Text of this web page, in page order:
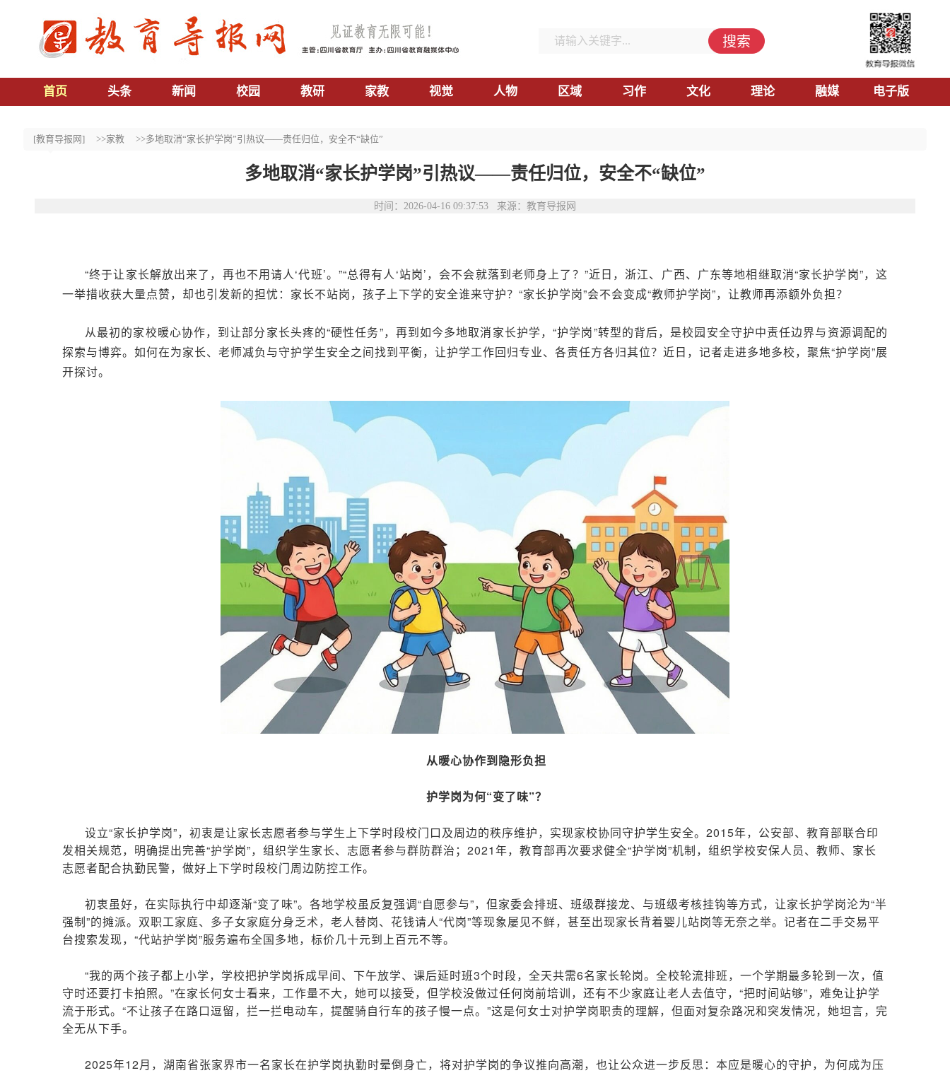
首页 头条 新闻 校园 教研 家教 视觉 人物 区域 习作 文化 理论 融媒 电子版
搜索
[教育导报网] >>家教 >>多地取消“家长护学岗”引热议——责任归位，安全不“缺位”
多地取消“家长护学岗”引热议——责任归位，安全不“缺位”
时间：2026-04-16 09:37:53 来源：教育导报网
“终于让家长解放出来了，再也不用请人‘代班’。”“总得有人‘站岗’，会不会就落到老师身上了？”近日，浙江、广西、广东等地相继取消“家长护学岗”，这
一举措收获大量点赞，却也引发新的担忧：家长不站岗，孩子上下学的安全谁来守护？“家长护学岗”会不会变成“教师护学岗”，让教师再添额外负担？
从最初的家校暖心协作，到让部分家长头疼的“硬性任务”，再到如今多地取消家长护学，“护学岗”转型的背后，是校园安全守护中责任边界与资源调配的
探索与博弈。如何在为家长、老师减负与守护学生安全之间找到平衡，让护学工作回归专业、各责任方各归其位？近日，记者走进多地多校，聚焦“护学岗”展
开探讨。
从暖心协作到隐形负担
护学岗为何“变了味”？
设立“家长护学岗”，初衷是让家长志愿者参与学生上下学时段校门口及周边的秩序维护，实现家校协同守护学生安全。2015年，公安部、教育部联合印
发相关规范，明确提出完善“护学岗”，组织学生家长、志愿者参与群防群治；2021年，教育部再次要求健全“护学岗”机制，组织学校安保人员、教师、家长
志愿者配合执勤民警，做好上下学时段校门周边防控工作。
初衷虽好，在实际执行中却逐渐“变了味”。各地学校虽反复强调“自愿参与”，但家委会排班、班级群接龙、与班级考核挂钩等方式，让家长护学岗沦为“半
强制”的摊派。双职工家庭、多子女家庭分身乏术，老人替岗、花钱请人“代岗”等现象屡见不鲜，甚至出现家长背着婴儿站岗等无奈之举。记者在二手交易平
台搜索发现，“代站护学岗”服务遍布全国多地，标价几十元到上百元不等。
“我的两个孩子都上小学，学校把护学岗拆成早间、下午放学、课后延时班3个时段，全天共需6名家长轮岗。全校轮流排班，一个学期最多轮到一次，值
守时还要打卡拍照。”在家长何女士看来，工作量不大，她可以接受，但学校没做过任何岗前培训，还有不少家庭让老人去值守，“把时间站够”，难免让护学
流于形式。“不让孩子在路口逗留，拦一拦电动车，提醒骑自行车的孩子慢一点。”这是何女士对护学岗职责的理解，但面对复杂路况和突发情况，她坦言，完
全无从下手。
2025年12月，湖南省张家界市一名家长在护学岗执勤时晕倒身亡，将对护学岗的争议推向高潮，也让公众进一步反思：本应是暖心的守护，为何成为压